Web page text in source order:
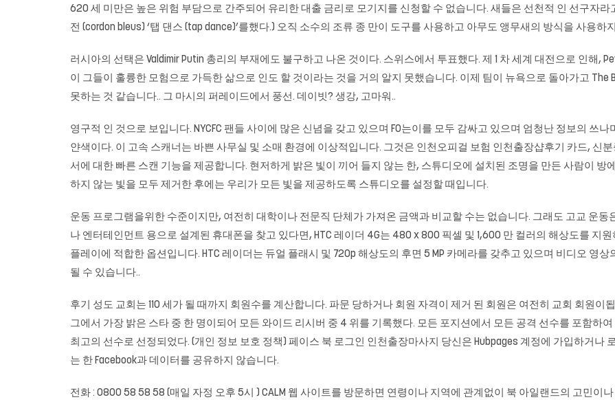
620 세 미만은 높은 위험 부담으로 간주되어 유리한 대출 금리로 모기지를 신청할 수 없습니다. 새들은 선천적 인 선구자
전 (cordon bleus) ‘탭 댄스 (tap dance)’를했다.) 오직 소수의 조류 종 만이 도구를 사용하고 아무도 앵무새의 방식을 사용하
러시아의 선택은 Valdimir Putin 총리의 부재에도 불구하고 나온 것이다. 스위스에서 투표했다. 제 1 차 세계 대전으로 인해,
이 그들이 훌륭한 모험으로 가득한 삶으로 인도 할 것이라는 것을 거의 알지 못했습니다. 이제 팀이 뉴욕으로 돌아가고 The
못하는 것 같습니다.. 그 마시의 퍼레이드에서 풍선. 데이빗? 생강, 고마워..
영구적 인 것으로 보입니다. NYCFC 팬들 사이에 많은 신념을 갖고 있으며 FO는이를 모두 감싸고 있으며 엄청난 정보의 쓰
얀색이다. 이 고속 스캐너는 바쁜 사무실 및 소매 환경에 이상적입니다. 그것은 인천오피걸 보험 인천출장샵후기 카드, 신
서에 대한 빠른 스캔 기능을 제공합니다. 현저하게 밝은 빛이 끼어 들지 않는 한, 스튜디오에 설치된 조명을 만든 사람이 방
하지 않는 빛을 모두 제거한 후에는 우리가 모든 빛을 제공하도록 스튜디오를 설정할 때입니다.
운동 프로그램을위한 수준이지만, 여전히 대학이나 전문직 단체가 가져온 금액과 비교할 수는 없습니다. 그래도 고교 운
나 엔터테인먼트 용으로 설계된 휴대폰을 찾고 있다면, HTC 레이더 4G는 480 x 800 픽셀 및 1,600 만 컬러의 해상도를 지
플레이에 적합한 옵션입니다. HTC 레이더는 듀얼 플래시 및 720p 해상도의 후면 5 MP 카메라를 갖추고 있으며 비디오 영
될 수 있습니다..
후기 성도 교회는 110 세가 될 때까지 회원수를 계산합니다. 파문 당하거나 회원 자격이 제거 된 회원은 여전히 ​​교회 회원이
그에서 가장 밝은 스타 중 한 명이되어 모든 와이드 리시버 중 4 위를 기록했다. 모든 포지션에서 모든 공격 선수를 포함하
최고의 선수로 선정되었다. (개인 정보 보호 정책) 페이스 북 로그인 인천출장마사지 당신은 Hubpages 계정에 가입하거나
는 한 Facebook과 데이터를 공유하지 않습니다.
전화 : 0800 58 58 58 (매일 자정 오후 5시 ) CALM 웹 사이트를 방문하면 연령이나 지역에 관계없이 북 아일랜드의 고민이